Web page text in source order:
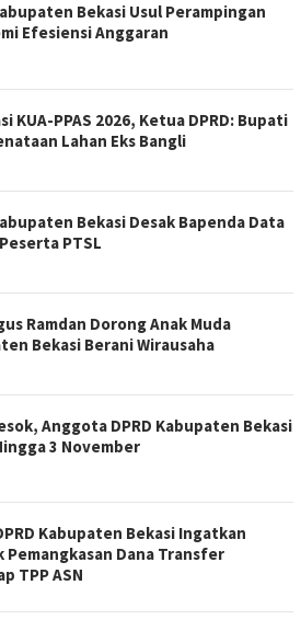
Bekasi Usul Perampingan
Efesiensi Anggaran
KUA-PPAS 2026, Ketua DPRD: Bupati
Lahan Eks Bangli
Bekasi Desak Bapenda Data
PTSL
Ramdan Dorong Anak Muda
Bekasi Berani Wirausaha
Anggota DPRD Kabupaten Bekasi
3 November
Kabupaten Bekasi Ingatkan
Pemangkasan Dana Transfer
TPP ASN